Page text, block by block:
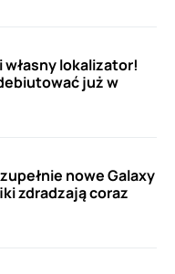
lokalizator!
już w
nowe Galaxy
zdradzają coraz